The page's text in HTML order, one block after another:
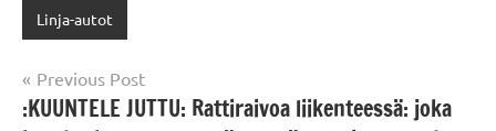
Linja-autot
Post
navigation
Previous Post
:KUUNTELE JUTTU: Rattiraivoa liikenteessä: joka